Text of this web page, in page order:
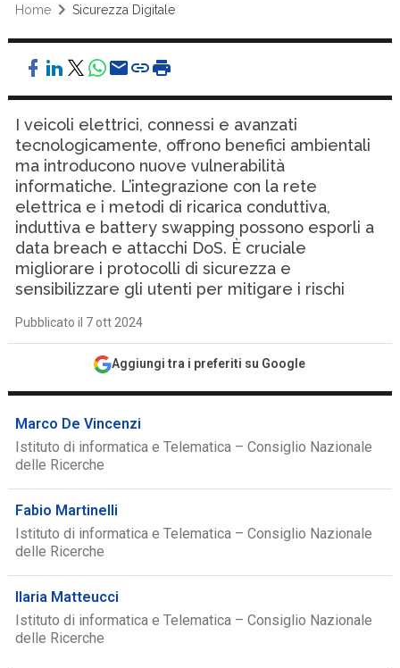
Home Sicurezza Digitale
I veicoli elettrici, connessi e avanzati
tecnologicamente, offrono benefici ambientali
ma introducono nuove vulnerabilità
informatiche. L’integrazione con la rete
elettrica e i metodi di ricarica conduttiva,
induttiva e battery swapping possono esporli a
data breach e attacchi DoS. È cruciale
migliorare i protocolli di sicurezza e
sensibilizzare gli utenti per mitigare i rischi
Pubblicato il 7 ott 2024
Aggiungi tra i preferiti su Google
Marco De Vincenzi
Istituto di informatica e Telematica – Consiglio Nazionale
delle Ricerche
Fabio Martinelli
Istituto di informatica e Telematica – Consiglio Nazionale
delle Ricerche
Ilaria Matteucci
Istituto di informatica e Telematica – Consiglio Nazionale
delle Ricerche